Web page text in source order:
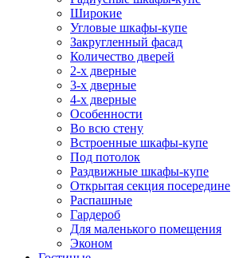
Широкие
Угловые шкафы-купе
Закругленный фасад
Количество дверей
2-х дверные
3-х дверные
4-х дверные
Особенности
Во всю стену
Встроенные шкафы-купе
Под потолок
Раздвижные шкафы-купе
Открытая секция посередине
Распашные
Гардероб
Для маленького помещения
Эконом